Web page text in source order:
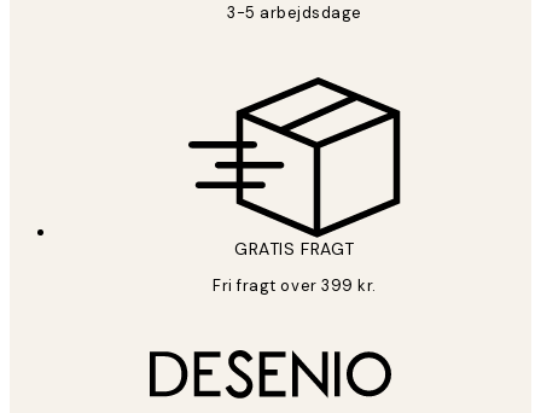
3-5 arbejdsdage
GRATIS FRAGT
Fri fragt over 399 kr.